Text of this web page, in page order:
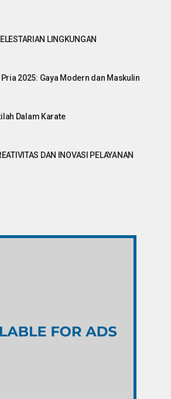
LINGKUNGAN
2025: Gaya Modern dan Maskulin
Dalam Karate
DAN INOVASI PELAYANAN